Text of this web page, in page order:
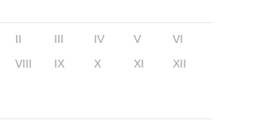
II III IV V
VI
VIII IX X XI XII